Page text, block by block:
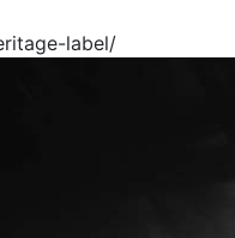
label/